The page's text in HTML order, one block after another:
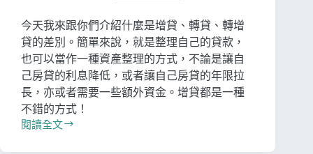
今天我來跟你們介紹什麼是增貸、轉貸、轉增
貸的差別。簡單來說，就是整理自己的貸款，
也可以當作一種資產整理的方式，不論是讓自
己房貸的利息降低，或者讓自己房貸的年限拉
長，亦或者需要一些額外資金。增貸都是一種
不錯的方式！
閱讀全文